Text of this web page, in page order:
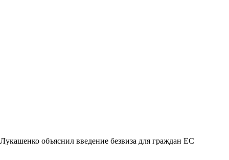
Лукашенко объяснил введение безвиза для граждан ЕС